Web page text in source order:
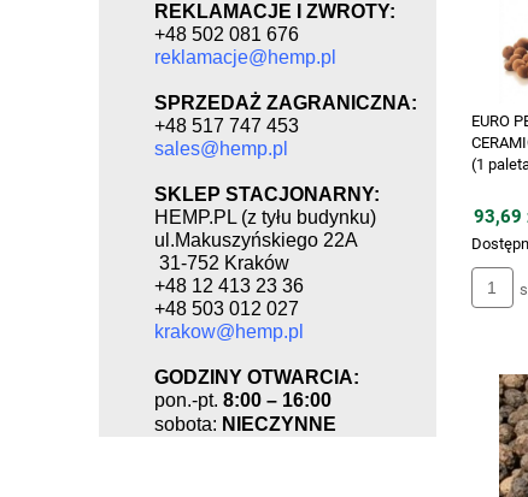
REKLAMACJE I ZWROTY:
+48 502 081 676
reklamacje@hemp.pl
SPRZEDAŻ ZAGRANICZNA:
+48 517 747 453
sales@hemp.pl
SKLEP STACJONARNY:
HEMP.PL (z tyłu budynku)
ul.Makuszyńskiego 22A
31-752 Kraków
+48 12 413 23 36
+48 503 012 027
krakow@hemp.pl
GODZINY OTWARCIA:
pon.-pt. 8:00 – 16:00
sobota: NIECZYNNE
EURO
(1
93,69